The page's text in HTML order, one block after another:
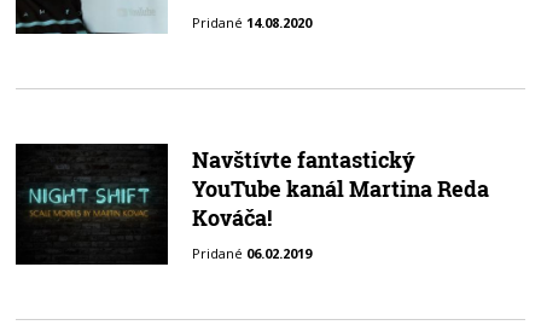
Pridané 14.08.2020
Navštívte fantastický
YouTube kanál Martina Reda
Kováča!
Pridané 06.02.2019